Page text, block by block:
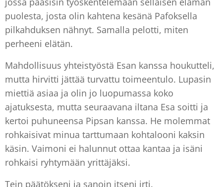
puolesta, josta olin kahtena kesänä Pafoksella
pilkahduksen nähnyt. Samalla pelotti, miten
perheeni elätän.
Mahdollisuus yhteistyöstä Esan kanssa houkutteli,
mutta hirvitti jättää turvattu toimeentulo. Lupasin
miettiä asiaa ja olin jo luopumassa koko
ajatuksesta, mutta seuraavana iltana Esa soitti ja
kertoi puhuneensa Pipsan kanssa. He molemmat
rohkaisivat minua tarttumaan kohtalooni kaksin
käsin. Vaimoni ei halunnut ottaa kantaa ja isäni
rohkaisi ryhtymään yrittäjäksi.
Tein päätökseni ja sanoin itseni irti.